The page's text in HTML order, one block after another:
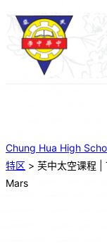
Chung Hua High
特区 > 芙中太空课程
Mars